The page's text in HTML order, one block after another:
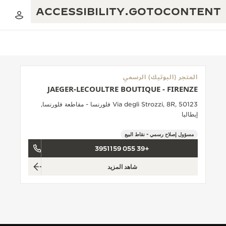
ACCESSIBILITY.GOTOCONTENT
ضمان JAEGER-LECOULTRE
ضمان بندولة ATMOS
التميز: أكثر من 190 عامًا
البراعة: أكثر من 1400 حركة
المتجر (البوتيك) الرسمي
JAEGER-LECOULTRE BOUTIQUE - FIRENZE
Via degli Strozzi, 8R, 50123 فلورنسا - مقاطعة فلورنسا,
إيطاليا
مسؤول إصلاح رسمي - نقاط البيع
+39 055 3951159
شاهد المزيد